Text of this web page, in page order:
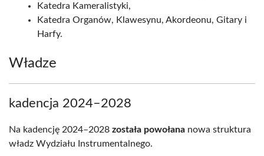
Katedra Kameralistyki,
Katedra Organów, Klawesynu, Akordeonu, Gitary i
Harfy.
Władze
kadencja 2024–2028
Na kadencję 2024–2028 została powołana nowa struktura
władz Wydziału Instrumentalnego.